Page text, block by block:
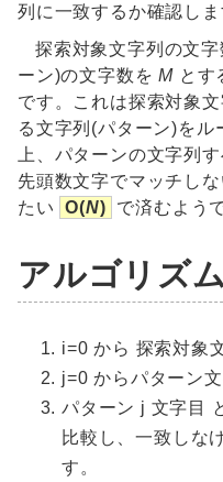
列に一致するか確認しま
探索対象文字列の文
ーン)の文字数をM とす
です。これは探索対象
る文字列(パターン)をル
上、パターンの文字列
先頭数文字でマッチし
たい
O(N) で済むよう
アルゴリズ
i=0 から 探索対象
j=0 からパターン
パターン j 文字目
比較し、一致しな
す。